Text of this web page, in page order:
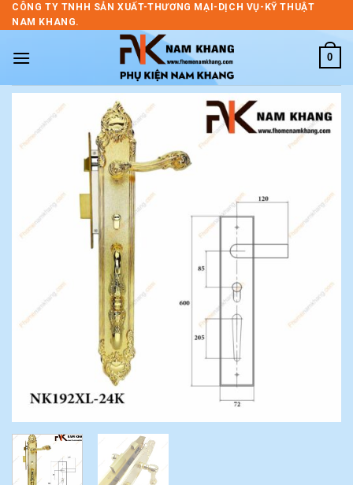
Skip
to
CÔNG TY TNHH SẢN XUẤT-THƯƠNG MẠI-DỊCH VỤ-KỸ THUẬT
NAM KHANG.
0